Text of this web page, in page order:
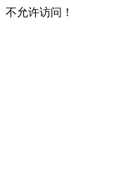
不允许访问！